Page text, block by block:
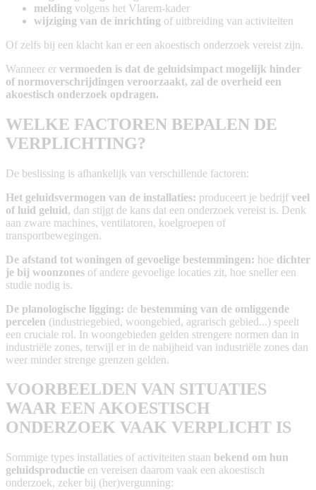
melding volgens het Vlarem-kader
wijziging van de inrichting of uitbreiding van activiteiten
Of zelfs bij een klacht kan er een akoestisch onderzoek vereist zijn.
Wanneer er vermoeden is dat de geluidsimpact mogelijk hinder
of normoverschrijdingen veroorzaakt, zal de overheid een
akoestisch onderzoek opdragen.
WELKE FACTOREN BEPALEN DE
VERPLICHTING?
De beslissing is afhankelijk van verschillende factoren:
Het geluidsvermogen van de installaties: produceert je bedrijf veel
of luid geluid, dan stijgt de kans dat een onderzoek vereist is. Denk
aan zware machines, ventilatoren, koelgroepen of
transportbewegingen.
De afstand tot woningen of gevoelige bestemmingen: hoe dichter
je bij woonzones of andere gevoelige locaties zit, hoe sneller een
studie nodig is.
De planologische ligging: de bestemming van de omliggende
percelen (industriegebied, woongebied, agrarisch gebied...) speelt
een cruciale rol. In woongebieden gelden strengere normen dan in
industriële zones, terwijl er in de nabijheid van industriële zones dan
weer minder strenge grenzen gelden.
VOORBEELDEN VAN SITUATIES
WAAR EEN AKOESTISCH
ONDERZOEK VAAK VERPLICHT IS
Sommige types installaties of activiteiten staan bekend om hun
geluidsproductie en vereisen daarom vaak een akoestisch
onderzoek, zeker bij (her)vergunning: